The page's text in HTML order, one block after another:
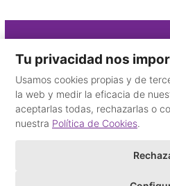
910
+34 665
Desde el
Tu privacidad nos
Usamos cookies propias y de
la web y medir la eficacia de
aceptarlas todas, rechazarlas o
nuestra Política de Cookies.